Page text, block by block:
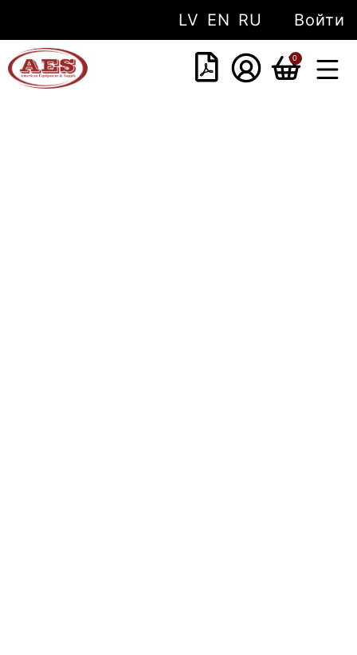
LV EN RU Войти
0